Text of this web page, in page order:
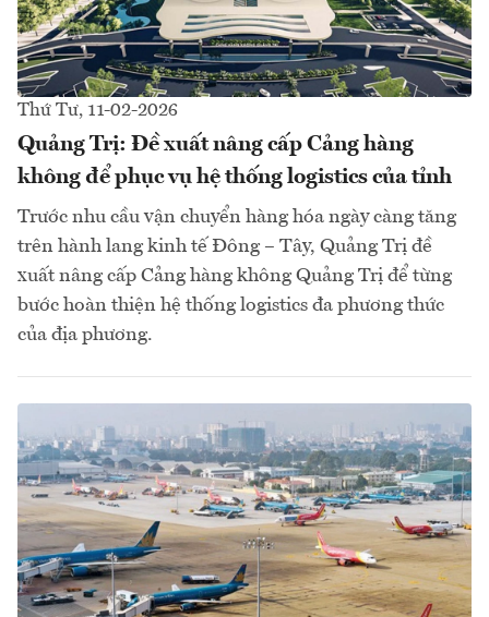
Thứ Tư, 11-02-2026
Quảng Trị: Đề xuất nâng cấp Cảng hàng
không để phục vụ hệ thống logistics của tỉnh
Trước nhu cầu vận chuyển hàng hóa ngày càng tăng
trên hành lang kinh tế Đông – Tây, Quảng Trị đề
xuất nâng cấp Cảng hàng không Quảng Trị để từng
bước hoàn thiện hệ thống logistics đa phương thức
của địa phương.